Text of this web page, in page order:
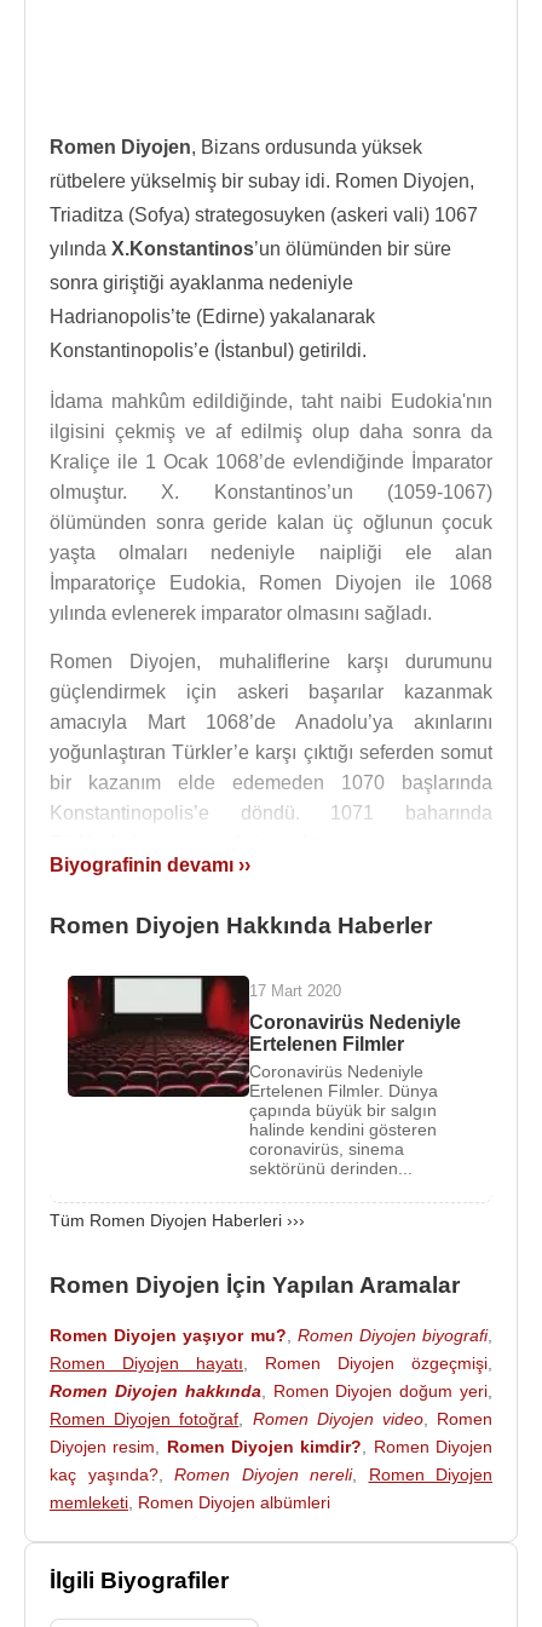
Romen Diyojen, Bizans ordusunda yüksek
rütbelere yükselmiş bir subay idi. Romen Diyojen,
Triaditza (Sofya) strategosuyken (askeri vali) 1067
yılında X.Konstantinos’un ölümünden bir süre
sonra giriştiği ayaklanma nedeniyle
Hadrianopolis’te (Edirne) yakalanarak
Konstantinopolis’e (İstanbul) getirildi.
İdama mahkûm edildiğinde, taht naibi Eudokia'nın
ilgisini çekmiş ve af edilmiş olup daha sonra da
Kraliçe ile 1 Ocak 1068’de evlendiğinde İmparator
olmuştur. X. Konstantinos’un (1059-1067)
ölümünden sonra geride kalan üç oğlunun çocuk
yaşta olmaları nedeniyle naipliği ele alan
İmparatoriçe Eudokia, Romen Diyojen ile 1068
yılında evlenerek imparator olmasını sağladı.
Romen Diyojen, muhaliflerine karşı durumunu
güçlendirmek için askeri başarılar kazanmak
amacıyla Mart 1068’de Anadolu’ya akınlarını
yoğunlaştıran Türkler’e karşı çıktığı seferden somut
bir kazanım elde edemeden 1070 başlarında
Konstantinopolis’e döndü. 1071 baharında
Bizans İmparatoru Romen DiyojenAzerbaycan’a
Anadolu’dan atmaya karar verdi. Romen Diyojen,
Frank, Norman, Slav, Gürcü, Abaza, Ermeni ve
Rumeli’de yaşayan İslam dinini kabul etmemiş
Peçenek ve Oğuz Türklerini de ordusuna kattı. 13
Mart1071’de 200.000 kişilik Bizans ordusu
İstanbul’dan yola çıktı. Erzurum yoluyla Malazgirt’e
1068 ve 1069’da Selçuklulara karşı bazı başarılar
Arslan
komutasındaki Selçuklu Ordusu ile yaptığı
Malazgirt Savaşı
nda yenilerek esir oldu.
Cengaverliğine rağmen hiçbir şey yapamayan
mağrur Bizans İmparatoru Diyojen, yaralı halde
bütün maiyeti ile birlikte esir edildi.
SultanAlp Arslan savaştan sonra huzuruna
getirilen imparatoru, hiç ümit etmediği şekilde affetti.
Bizans imparatorunun harp tazminatı ödemesi, her
yapıldı. Alp Arslan’la bir dostluk ve saldırmazlık
Biyografinin devamı ››
Romen Diyojen Hakkında Haberler
17 Mart 2020
Coronavirüs Nedeniyle
Ertelenen Filmler
Coronavirüs Nedeniyle
Ertelenen Filmler. Dünya
çapında büyük bir salgın
halinde kendini gösteren
coronavirüs, sinema
sektörünü derinden...
Tüm Romen Diyojen Haberleri ›››
Romen Diyojen İçin Yapılan Aramalar
Romen Diyojen yaşıyor mu? Romen Diyojen biyografi,
Romen Diyojen hayatı
Romen Diyojen özgeçmişi
Romen Diyojen hakkında
Romen Diyojen doğum yeri
Romen Diyojen fotoğraf
Romen Diyojen video, Romen
Diyojen resim
Romen Diyojen kimdir?
Romen Diyojen
kaç yaşında?, Romen Diyojen nereli, Romen Diyojen
memleketi Romen Diyojen albümleri
İlgili Biyografiler